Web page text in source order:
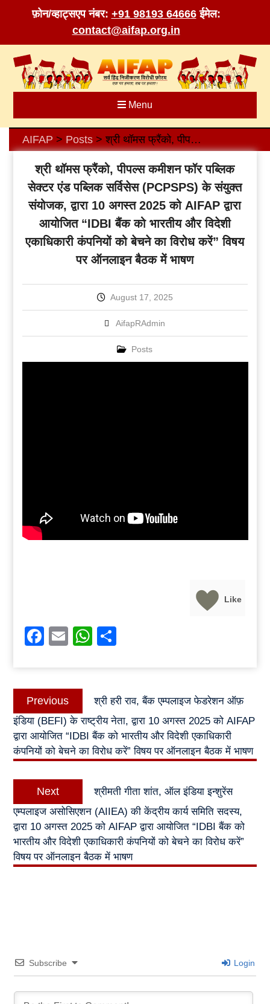
फ़ोन/व्हाट्सएप नंबर: +91 98193 64666 ईमेल:
contact@aifap.org.in
content
Menu
AIFAP > Posts> श्री थॉमस फ्रैंको, पीपल्स कमीशन फॉर पब्लिक सेक्टर एंड पब्लिक सर्विसेस (PCPSPS) के संयुक्त संयोजक, द्वारा 10 अगस्त 2025 को AIFAP द्वारा आयोजित “IDBI बैंक को भारतीय और विदेशी एकाधिकारी कंपनियों को बेचने का विरोध करें” विषय पर ऑनलाइन बैठक में भाषण
श्री थॉमस फ्रैंको, पीपल्स कमीशन फॉर पब्लिक
सेक्टर एंड पब्लिक सर्विसेस (PCPSPS) के संयुक्त
संयोजक, द्वारा 10 अगस्त 2025 को AIFAP द्वारा
आयोजित “IDBI बैंक को भारतीय और विदेशी
एकाधिकारी कंपनियों को बेचने का विरोध करें” विषय
पर ऑनलाइन बैठक में भाषण
August 17, 2025
AifapRAdmin
Posts
Like
Facebook
EmailWhatsApp
Post
navigation
Previous
Previous
post:
श्री हरी राव, बैंक एम्पलाइज फेडरेशन ऑफ़
इंडिया (BEFI) के राष्ट्रीय नेता, द्वारा 10 अगस्त 2025 को AIFAP
द्वारा आयोजित “IDBI बैंक को भारतीय और विदेशी एकाधिकारी
कंपनियों को बेचने का विरोध करें” विषय पर ऑनलाइन बैठक में भाषण
Next
Next
post:
श्रीमती गीता शांत, ऑल इंडिया इन्शुरेंस
एम्पलाइज असोसिएशन (AIIEA) की केंद्रीय कार्य समिति सदस्य,
द्वारा 10 अगस्त 2025 को AIFAP द्वारा आयोजित “IDBI बैंक को
भारतीय और विदेशी एकाधिकारी कंपनियों को बेचने का विरोध करें”
विषय पर ऑनलाइन बैठक में भाषण
Subscribe Login